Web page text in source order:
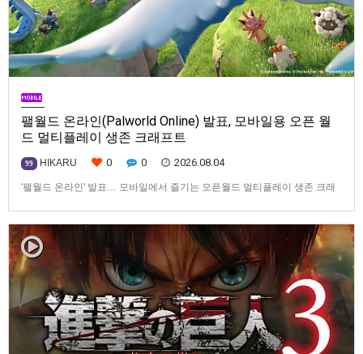
팰월드 온라인(Palworld Online) 발표, 모바일용 오픈 월
드 멀티플레이 생존 크래프트
99 HIKARU 0 0 2026.08.04
'팰월드 온라인' 발표… 모바일에서 즐기는 오픈월드 멀티플레이 생존 크래
인Pocketpair의 정식 라이선스를 받아, 글로벌 히트작 '팰월드(Palworld)'를
기반으로 한…